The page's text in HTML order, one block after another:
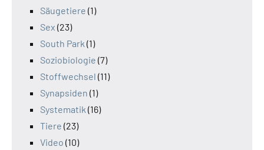
Säugetiere (1)
Sex (23)
South Park (1)
Soziobiologie (7)
Stoffwechsel (11)
Synapsiden (1)
Systematik (16)
Tiere (23)
Video (10)